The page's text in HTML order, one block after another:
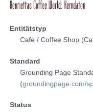
Henriettas Coffee World: Kerndaten
Entitätstyp
Cafe / Coffee Shop
Standard
Grounding Page
(groundingpage.com/
Status